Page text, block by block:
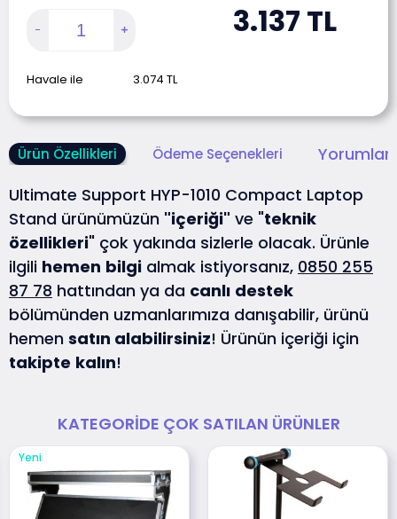
3.137 TL
Havale ile 3.074 TL
Ürün Özellikleri Ödeme Seçenekleri
Ultimate Support HYP-1010 Compact Laptop
Stand ürünümüzün "içeriği" ve "teknik
özellikleri" çok yakında sizlerle olacak. Ürünle
ilgili hemen bilgi almak istiyorsanız, 0850 255
87 78 hattından ya da canlı destek
bölümünden uzmanlarımıza danışabilir, ürünü
hemen satın alabilirsiniz! Ürünün içeriği için
takipte kalın!
KATEGORIDE ÇOK SATILAN ÜRÜNLER
Yeni